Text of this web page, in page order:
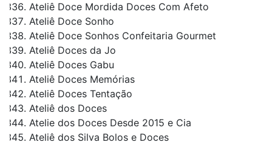
Ateliê Doce Mordida Doces Com Afeto
Ateliê Doce Sonho
Ateliê Doce Sonhos Confeitaria Gourmet
Ateliê Doces da Jo
Ateliê Doces Gabu
Ateliê Doces Memórias
Ateliê Doces Tentação
Ateliê dos Doces
Atelie dos Doces Desde 2015 e Cia
Ateliê dos Silva Bolos e Doces